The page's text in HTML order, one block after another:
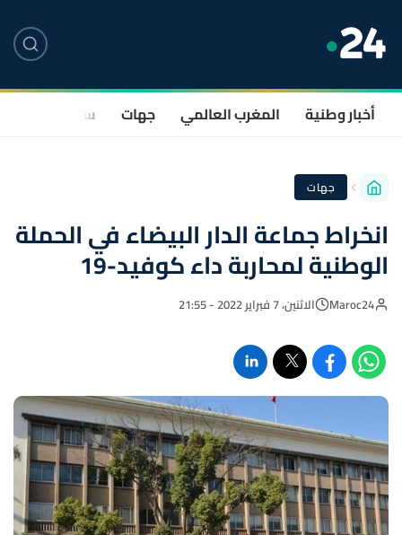
أخبار وطنية المغرب العالمي جهات سياسة
جهات
انخراط جماعة الدار البيضاء في الحملة
الوطنية لمحاربة داء كوفيد-19
Maroc24 الاثنين، 7 فبراير 2022 - 21:55